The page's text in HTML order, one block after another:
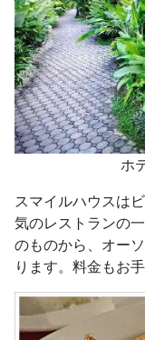
ホ
スマイルハウスは
気のレストランの
のものから、オー
ります。料金もお